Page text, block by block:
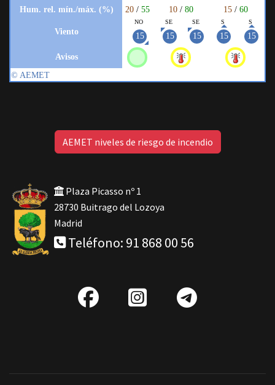
AEMET niveles de riesgo de incendio
Plaza Picasso nº 1
28730 Buitrago del Lozoya
Madrid
Teléfono: 91 868 00 56
fab
IG